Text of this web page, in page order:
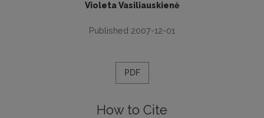
Violeta Vasiliauskienė
Published 2007-12-01
PDF
How to Cite